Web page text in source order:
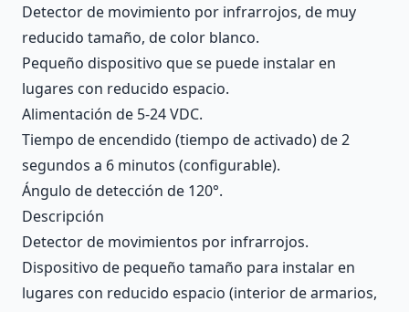
Detector de movimiento por infrarrojos, de muy
reducido tamaño, de color blanco.
Pequeño dispositivo que se puede instalar en
lugares con reducido espacio.
Alimentación de 5-24 VDC.
Tiempo de encendido (tiempo de activado) de 2
segundos a 6 minutos (configurable).
Ángulo de detección de 120°.
Descripción
Detector de movimientos por infrarrojos.
Dispositivo de pequeño tamaño para instalar en
lugares con reducido espacio (interior de armarios,